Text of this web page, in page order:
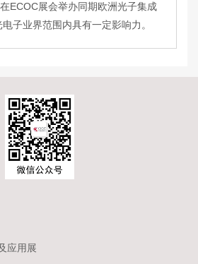
ECOC展会举办同期欧洲光子集成
子业界范围内具有一定影响力。
应用展